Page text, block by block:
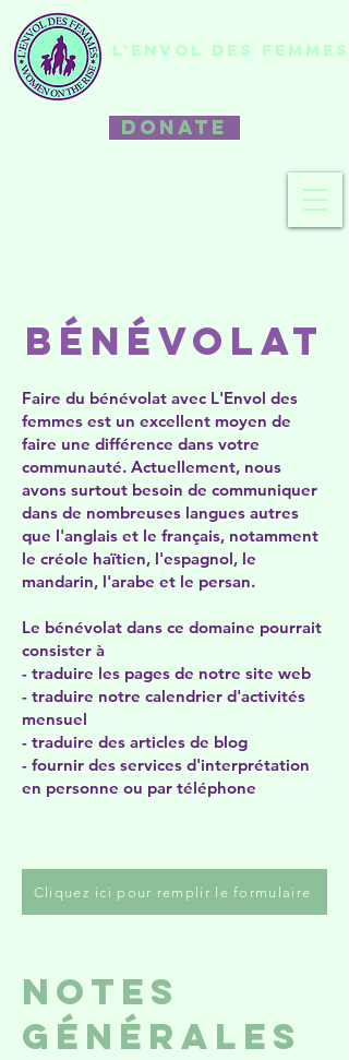
L'ENVOL DES FEMMES
DONATE
bénévolat
Faire du bénévolat avec L'Envol des
femmes est un excellent moyen de
faire une différence dans votre
communauté. Actuellement, nous
avons surtout besoin de communiquer
dans de nombreuses langues autres
que l'anglais et le français, notamment
le créole haïtien, l'espagnol, le
mandarin, l'arabe et le persan.
Le bénévolat dans ce domaine pourrait
consister à
- traduire les pages de notre site web
- traduire notre calendrier d'activités
mensuel
- traduire des articles de blog
- fournir des services d'interprétation
en personne ou par téléphone
Cliquez ici pour remplir le formulaire
notes
générales